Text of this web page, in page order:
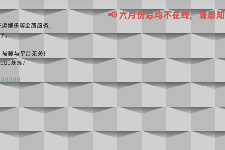
📢 六月份后均不在线，请悉知
娱乐等全面服务。
。
骗与平台无关！
处理！